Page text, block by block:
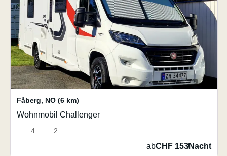
Fåberg, NO (6 km)
Wohnmobil Challenger
4 2
abCHF 153/Nacht